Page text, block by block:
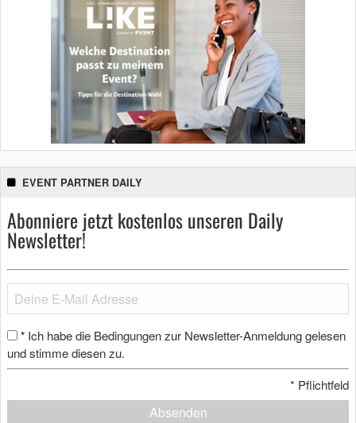
EVENT PARTNER DAILY
Abonniere jetzt kostenlos unseren Daily
Newsletter!
* Ich habe die Bedingungen zur Newsletter-Anmeldung gelesen
und stimme diesen zu.
* Pflichtfeld
Absenden